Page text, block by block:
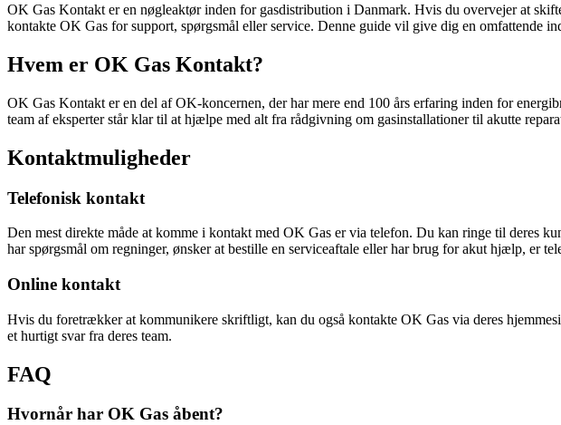
OK Gas Kontakt er en nøgleaktør inden for gasdistribution i Danmark. Hvis du overvejer at
kontakte OK Gas for support, spørgsmål eller service. Denne guide vil give dig en omfattende
Hvem er OK Gas Kontakt?
OK Gas Kontakt er en del af OK-koncernen, der har mere end 100 års erfaring inden for
team af eksperter står klar til at hjælpe med alt fra rådgivning om gasinstallationer til akutte
Kontaktmuligheder
Telefonisk kontakt
Den mest direkte måde at komme i kontakt med OK Gas er via telefon. Du kan ringe til deres
har spørgsmål om regninger, ønsker at bestille en serviceaftale eller har brug for akut hjælp, er
Online kontakt
Hvis du foretrækker at kommunikere skriftligt, kan du også kontakte OK Gas via deres
et hurtigt svar fra deres team.
FAQ
Hvornår har OK Gas åbent?